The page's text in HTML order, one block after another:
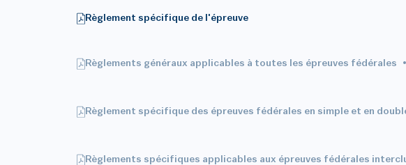
Règlement spécifique de l'épreuve
Règlements généraux applicables à toutes les épreuves fédérales
Règlement spécifique des épreuves fédérales en simple et en
Règlements spécifiques applicables aux épreuves fédérales